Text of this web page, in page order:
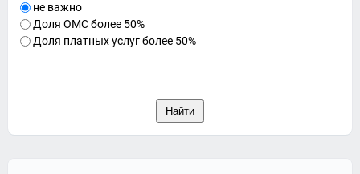
не важно
Доля ОМС более 50%
Доля платных услуг более 50%